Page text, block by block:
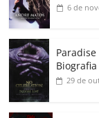
6 de
29 de